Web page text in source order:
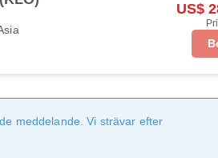
US$
meddelande. Vi strävar efter